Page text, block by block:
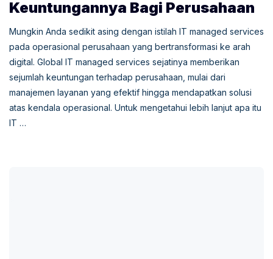
Keuntungannya Bagi Perusahaan
Mungkin Anda sedikit asing dengan istilah IT managed services
pada operasional perusahaan yang bertransformasi ke arah
digital. Global IT managed services sejatinya memberikan
sejumlah keuntungan terhadap perusahaan, mulai dari
manajemen layanan yang efektif hingga mendapatkan solusi
atas kendala operasional. Untuk mengetahui lebih lanjut apa itu
IT …